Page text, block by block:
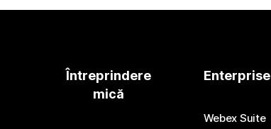
Întreprindere
mică
Enterprise
Webex Suite